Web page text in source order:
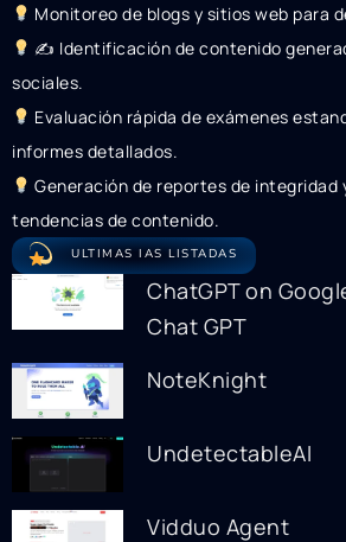
Monitoreo de blogs y sitios web para
✍ Identificación de contenido
sociales.
Evaluación rápida de exámenes
informes detallados.
Generación de reportes de integridad
tendencias de contenido.
ULTIMAS IAS LISTADAS
ChatGPT on
Chat GPT
NoteKnight
UndetectableAI
Vidduo Agent